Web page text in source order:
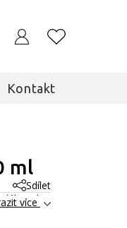
Kontakt
ml
Sdílet
do
více